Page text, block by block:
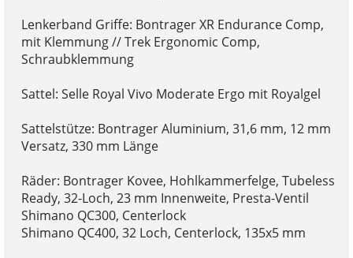
Lenkerband Griffe: Bontrager XR Endurance Comp,
mit Klemmung // Trek Ergonomic Comp,
Schraubklemmung
Sattel: Selle Royal Vivo Moderate Ergo mit Royalgel
Sattelstütze: Bontrager Aluminium, 31,6 mm, 12 mm
Versatz, 330 mm Länge
Räder: Bontrager Kovee, Hohlkammerfelge, Tubeless
Ready, 32-Loch, 23 mm Innenweite, Presta-Ventil
Shimano QC300, Centerlock
Shimano QC400, 32 Loch, Centerlock, 135x5 mm